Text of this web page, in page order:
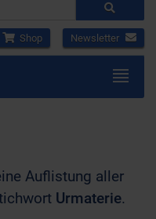
Shop Newsletter
Auflistung aller
Urmaterie.